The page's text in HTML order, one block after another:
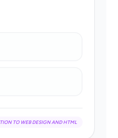
TO WEB DESIGN AND HTML